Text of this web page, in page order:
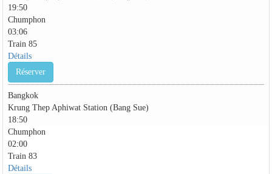
19:50
Chumphon
03:06
Train 85
Détails
Réserver
Bangkok
Krung Thep Aphiwat Station (Bang Sue)
18:50
Chumphon
02:00
Train 83
Détails